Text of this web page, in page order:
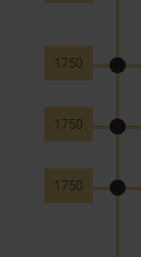
1750
1750
1750